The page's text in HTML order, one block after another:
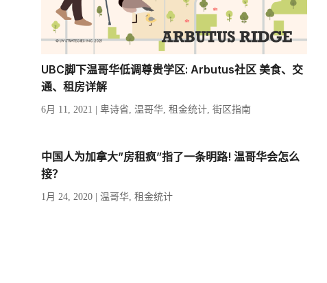
UBC脚下温哥华低调尊贵学区: Arbutus社区 美食、交
通、租房详解
6月 11, 2021 卑诗省 温哥华 租金统计 街区指南
中国人为加拿大”房租疯”指了一条明路! 温哥华会怎么
接？
1月 24, 2020 温哥华 租金统计